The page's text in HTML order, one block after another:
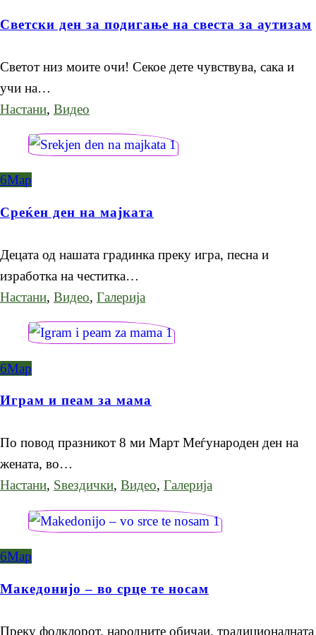
Светски ден за подигање на свеста за аутизам
Светот низ моите очи! Секое дете чувствува, сака и
учи на…
Настани, Видео
6Мар
Среќен ден на мајката
Децата од нашата градинка преку игра, песна и
изработка на честитка…
Настани, Видео, Галерија
6Мар
Играм и пеам за мама
По повод празникот 8 ми Март Меѓународен ден на
жената, во…
Настани, Ѕвездички, Видео, Галерија
6Мар
Македонијо – во срце те носам
Преку фолклорот, народните обичаи, традиционалната